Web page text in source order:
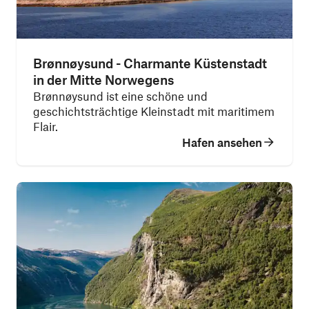
Brønnøysund - Charmante Küstenstadt
in der Mitte Norwegens
Brønnøysund ist eine schöne und
geschichtsträchtige Kleinstadt mit maritimem
Flair.
Hafen ansehen